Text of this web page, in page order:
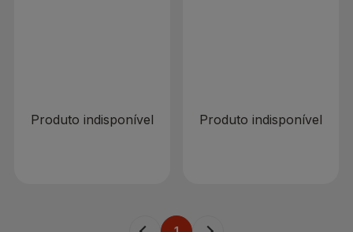
Produto indisponível Produto indisponível